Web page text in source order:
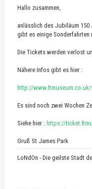
Hallo zusammen,
anlässlich des Jubiläum 150
gibt es einige Sonderfahrten
Die Tickets werden verlost
Nähere Infos gibt es hier :
http://
Es sind noch zwei Wochen
Siehe hier : https://
Gruß St James Park
LoNdOn - Die geilste Stadt